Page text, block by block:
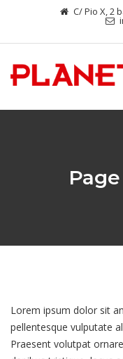
C/ Pio X, 2
Lorem ipsum dolor sit
pellentesque vulputate
Praesent volutpat